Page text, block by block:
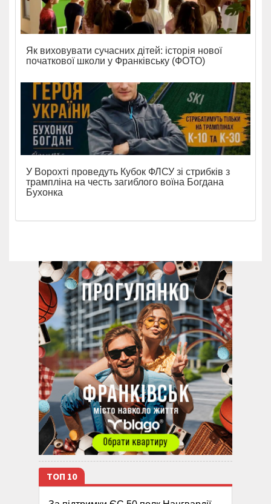
Як виховувати сучасних дітей: історія нової
початкової школи у Франківську (ФОТО)
У Ворохті проведуть Кубок ФЛСУ зі стрибків з
трампліна на честь загиблого воїна Богдана
Бухонка
ТОП 10